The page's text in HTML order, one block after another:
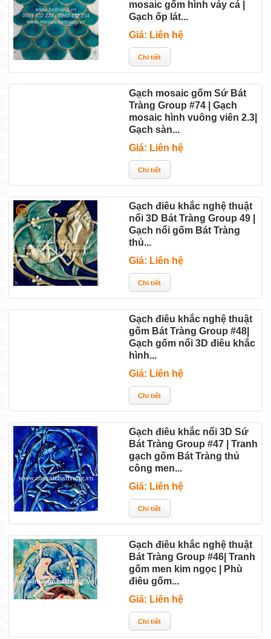
mosaic gốm hình vảy cá |
Gạch ốp lát...
Giá: Liên hệ
Gạch mosaic gốm Sứ Bát
Tràng Group #74 | Gạch
mosaic hình vuông viên 2.3|
Gạch sàn...
Giá: Liên hệ
Gạch điêu khắc nghệ thuật
nổi 3D Bát Tràng Group 49 |
Gạch nổi gốm Bát Tràng
thủ...
Giá: Liên hệ
Gạch điêu khắc nghệ thuật
gốm Bát Tràng Group #48|
Gạch gốm nổi 3D điêu khắc
hình...
Giá: Liên hệ
Gạch điêu khắc nổi 3D Sứ
Bát Tràng Group #47 | Tranh
gạch gốm Bát Tràng thủ
công men...
Giá: Liên hệ
Gạch điêu khắc nghệ thuật
Bát Tràng Group #46| Tranh
gốm men kim ngọc | Phù
điêu gốm...
Giá: Liên hệ